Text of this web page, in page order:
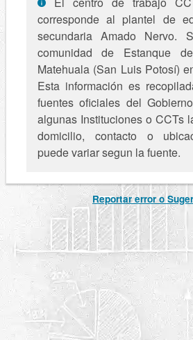
corresponde al plantel de
secundaria Amado Nervo.
comunidad de Estanque
Matehuala (San Luis Potosí)
Esta información es
fuentes oficiales del
algunas Instituciones o CCTs
domicilio, contacto o
puede variar segun la fuente.
Reportar error o